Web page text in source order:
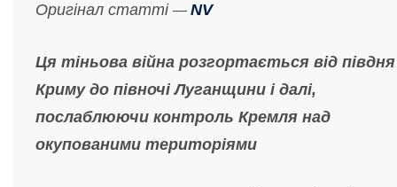
Оригінал статті — NV
Ця тіньова війна розгортається від півдня
Криму до півночі Луганщини і далі,
послаблюючи контроль Кремля над
окупованими територіями